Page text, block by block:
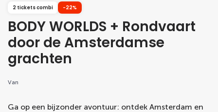
2 tickets combi -22%
BODY WORLDS + Rondvaart
door de Amsterdamse
grachten
Van
Ga op een bijzonder avontuur: ontdek Amsterdam en